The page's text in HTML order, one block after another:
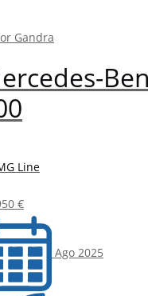
Gandra
Line
€
Ago 2025